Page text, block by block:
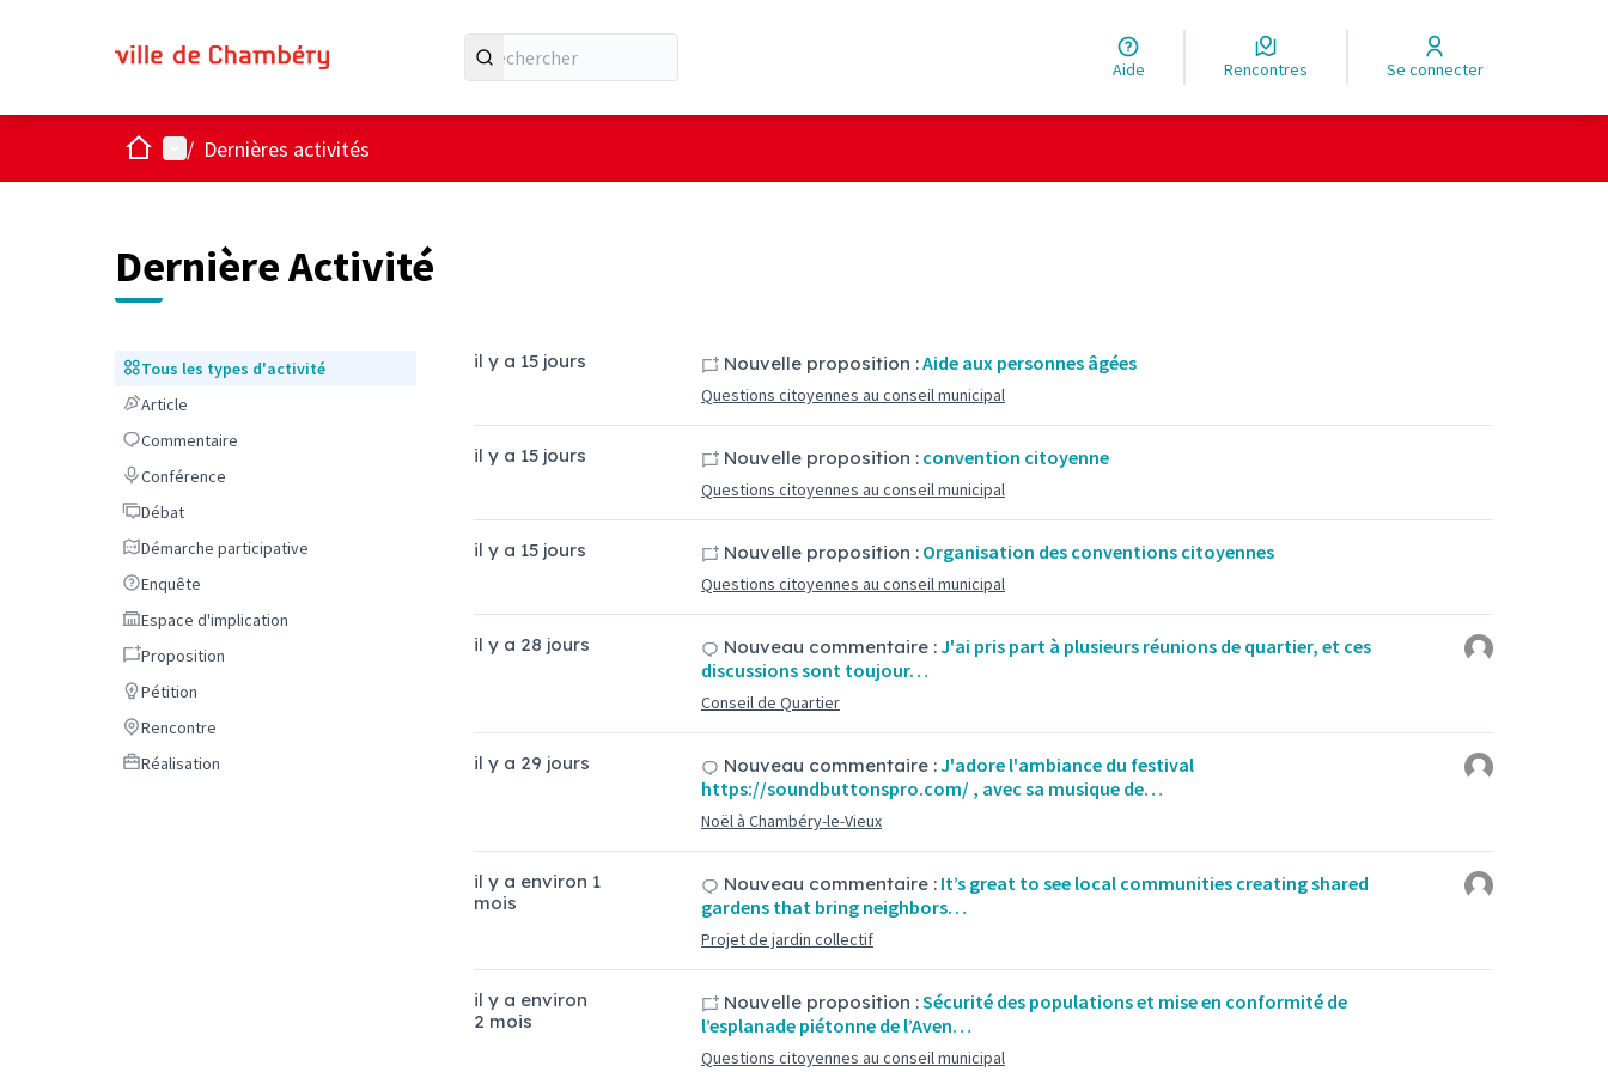
Aide Rencontres Se connecter
AccueilMenu principal
/ Dernières activités
Dernière Activité
Tous les types d'activité
Tous les types d'activité
ArticleArticle
Commentaire
Commentaire
Conférence
Conférence
DébatDébat
Démarche participative
Démarche participative
Enquête
Enquête
Espace d'implication
Espace d'implication
Proposition
Proposition
Pétition
Pétition
Rencontre
Rencontre
Réalisation
Réalisation
il y a 15 jours Nouvelle proposition :Aide aux personnes âgées
Questions citoyennes au conseil municipal
il y a 15 jours Nouvelle proposition : convention citoyenne
Questions citoyennes au conseil municipal
il y a 15 jours Nouvelle proposition : Organisation des conventions citoyennes
Questions citoyennes au conseil municipal
il y a 28 jours Nouveau commentaire :J'ai pris part à plusieurs réunions de quartier, et ces
discussions sont toujour…
Conseil de Quartier
il y a 29 jours Nouveau commentaire :J'adore l'ambiance du festival
https://soundbuttonspro.com/ , avec sa musique de…
Noël à Chambéry-le-Vieux
il y a environ 1
mois
Nouveau commentaire : It’s great to see local communities creating shared
gardens that bring neighbors…
Projet de jardin collectif
il y a environ
2 mois
Nouvelle proposition :Sécurité des populations et mise en conformité de
l’esplanade piétonne de l’Aven…
Questions citoyennes au conseil municipal